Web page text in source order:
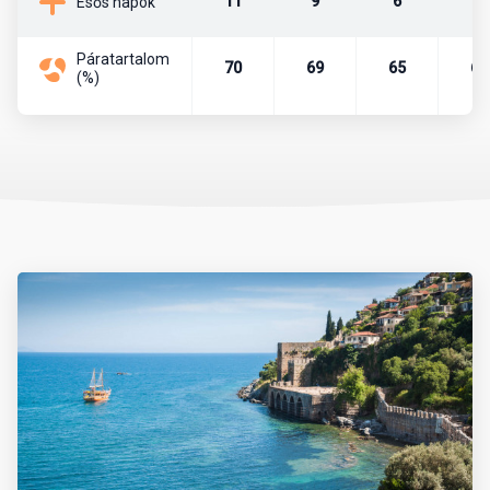
mauzóleumban.
Pénznem, pénzváltás
Célszerű eurót vagy dollárt még Magyarországról magunkkal
vinni és azt a helyszínen átváltani, de csak hivatalos beváltó
helyeken, azaz hivatalos devizaváltóknál, illetve bankokban.
Nagyvárosokban és a tengerpartokon, népszerű üdülőhelyeken,
turistaközpontokban szinte mindenhol elfogadnak eurót is.
Készpénzt a devizaváltóknál célszerű váltani, mivel ott
kedvezőbb az árfolyam, mint a bankoknál. A bankok délelőtt 9 és
12 óra, délután pedig 13 és 17 óra között tartanak nyitva. A
bevásárlóközpontokban hosszabb nyitvatartással lehet számolni.
Páratartalom
(%)
70 69 65 67